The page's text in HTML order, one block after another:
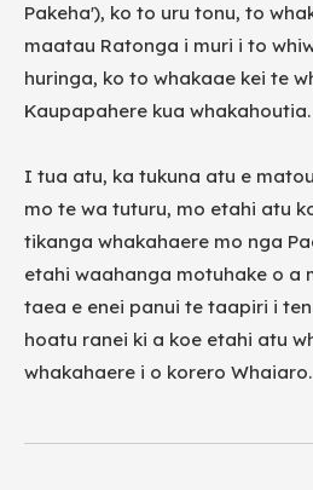
Pakeha'), ko to uru tonu, to
maatau Ratonga i muri i to
huringa, ko to whakaae kei te
Kaupapahere kua whakahoutia.
I tua atu, ka tukuna atu e
mo te wa tuturu, mo etahi atu
tikanga whakahaere mo nga
etahi waahanga motuhake o a
taea e enei panui te taapiri i
hoatu ranei ki a koe etahi atu
whakahaere i o korero Whaiaro.